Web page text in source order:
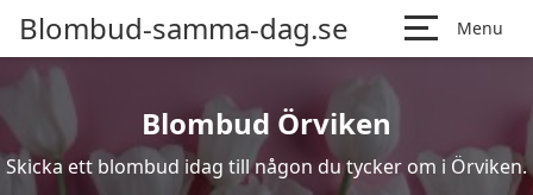
Blombud-samma-dag.se Menu
Blombud Örviken
Skicka ett blombud idag till någon du tycker om i Örviken.